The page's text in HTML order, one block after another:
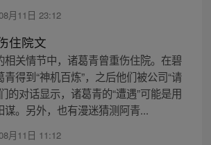
月11日 23:12
住院文
相关情节中，诸葛青曾重伤住院。在碧
得到“神机百炼”，之后他们被公司“请
的对话显示，诸葛青的“遭遇”可能是用
谋。另外，也有漫迷猜测阿青...
月11日 11:12